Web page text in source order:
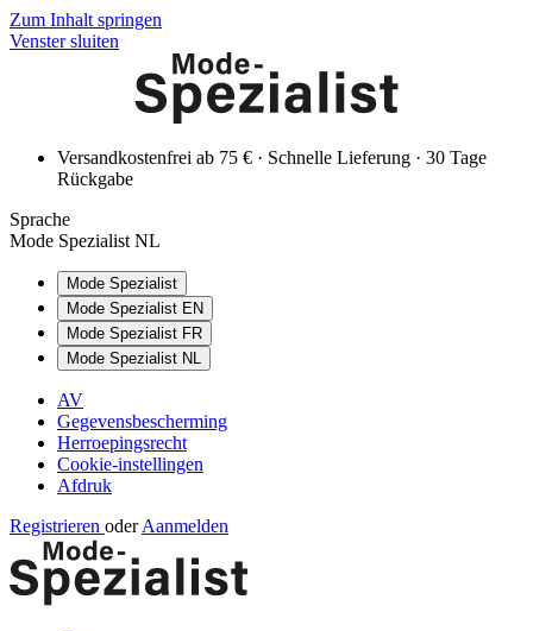
Zum Inhalt springen
Venster sluiten
Versandkostenfrei ab 75 € · Schnelle Lieferung · 30 Tage
Rückgabe
Sprache
Mode Spezialist NL
Mode Spezialist
Mode Spezialist EN
Mode Spezialist FR
Mode Spezialist NL
AV
Gegevensbescherming
Herroepingsrecht
Cookie-instellingen
Afdruk
Registrieren oder Aanmelden